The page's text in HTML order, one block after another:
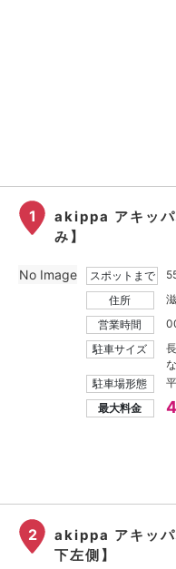
1
akippa アキッパ
み】
スポットまで
住所
営業時間
駐車サイズ
駐車場形態
最大料金
No Image
2
akippa アキッパ
下左側】